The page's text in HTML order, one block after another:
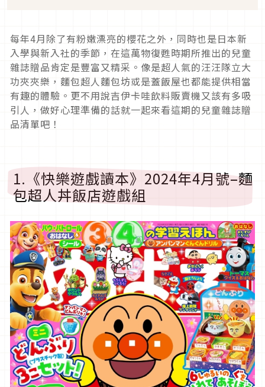
每年4月除了有粉嫩漂亮的櫻花之外，同時也是日本新
入學與新入社的季節，在這萬物復甦時期所推出的兒童
雜誌贈品肯定是豐富又精采。像是超人氣的汪汪隊立大
功夾夾樂，麵包超人麵包坊或是蓋飯屋也都能提供相當
有趣的體驗。更不用說吉伊卡哇飲料販賣機又該有多吸
引人，做好心理準備的話就一起來看這期的兒童雜誌贈
品清單吧！
1.《快樂遊戲讀本》2024年4月號–麵
包超人丼飯店遊戲組